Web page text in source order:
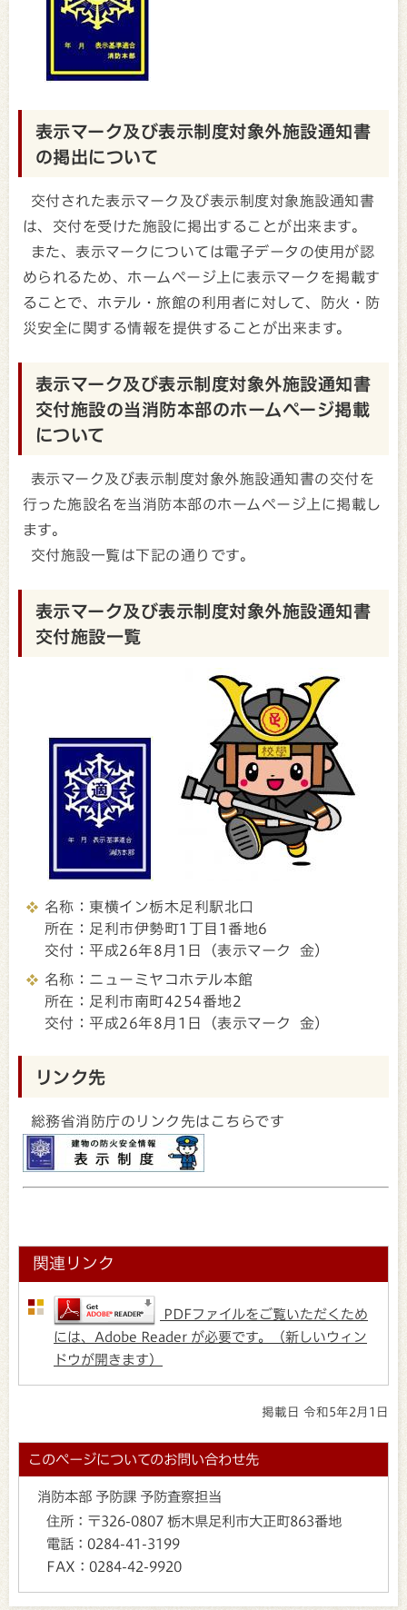
表示マーク及び表示制度対象外施設通知書
の掲出について
交付された表示マーク及び表示制度対象施設通知書
は、交付を受けた施設に掲出することが出来ます。
また、表示マークについては電子データの使用が認
められるため、ホームページ上に表示マークを掲載す
ることで、ホテル・旅館の利用者に対して、防火・防
災安全に関する情報を提供することが出来ます。
表示マーク及び表示制度対象外施設通知書
交付施設の当消防本部のホームページ掲載
について
表示マーク及び表示制度対象外施設通知書の交付を
行った施設名を当消防本部のホームページ上に掲載し
ます。
交付施設一覧は下記の通りです。
表示マーク及び表示制度対象外施設通知書
交付施設一覧
名称：東横イン栃木足利駅北口
所在：足利市伊勢町1丁目1番地6
交付：平成26年8月1日（表示マーク 金）
名称：ニューミヤコホテル本館
所在：足利市南町4254番地2
交付：平成26年8月1日（表示マーク 金）
リンク先
総務省消防庁のリンク先はこちらです
関連リンク
PDFファイルをご覧いただくため
には、Adobe Reader が必要です。（新しいウィン
ドウが開きます）
掲載日 令和5年2月1日
このページについてのお問い合わせ先
消防本部 予防課 予防査察担当
住所： 〒326-0807 栃木県足利市大正町863番地
電話： 0284-41-3199
FAX： 0284-42-9920